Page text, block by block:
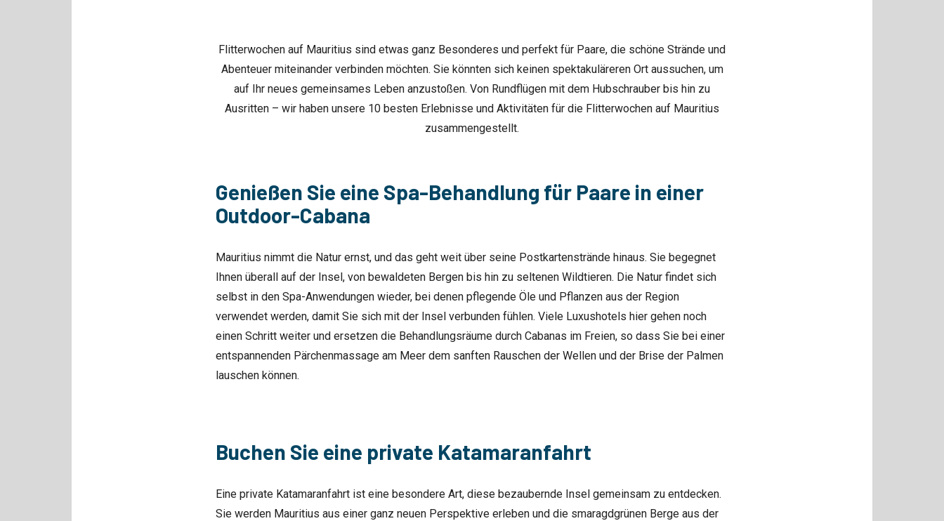
Flitterwochen auf Mauritius sind etwas ganz Besonderes und perfekt für Paare, die schöne Strände und
Abenteuer miteinander verbinden möchten. Sie könnten sich keinen spektakuläreren Ort aussuchen, um
auf Ihr neues gemeinsames Leben anzustoßen. Von Rundflügen mit dem Hubschrauber bis hin zu
Ausritten – wir haben unsere 10 besten Erlebnisse und Aktivitäten für die Flitterwochen auf Mauritius
zusammengestellt.
Genießen Sie eine Spa-Behandlung für Paare in einer
Outdoor-Cabana
Mauritius nimmt die Natur ernst, und das geht weit über seine Postkartenstrände hinaus. Sie begegnet
Ihnen überall auf der Insel, von bewaldeten Bergen bis hin zu seltenen Wildtieren. Die Natur findet sich
selbst in den Spa-Anwendungen wieder, bei denen pflegende Öle und Pflanzen aus der Region
verwendet werden, damit Sie sich mit der Insel verbunden fühlen. Viele Luxushotels hier gehen noch
einen Schritt weiter und ersetzen die Behandlungsräume durch Cabanas im Freien, so dass Sie bei einer
entspannenden Pärchenmassage am Meer dem sanften Rauschen der Wellen und der Brise der Palmen
lauschen können.
Buchen Sie eine private Katamaranfahrt
Eine private Katamaranfahrt ist eine besondere Art, diese bezaubernde Insel gemeinsam zu entdecken.
Sie werden Mauritius aus einer ganz neuen Perspektive erleben und die smaragdgrünen Berge aus der